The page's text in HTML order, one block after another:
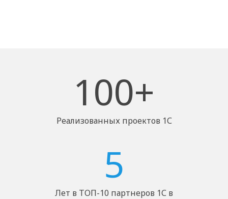
100+
Реализованных проектов 1С
5
Лет в ТОП-10 партнеров 1С в